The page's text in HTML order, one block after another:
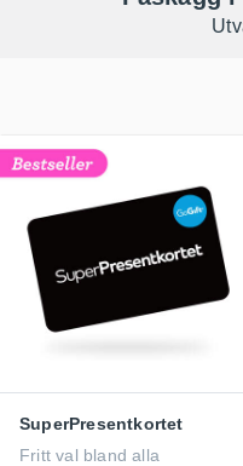
SuperPresentkortet
Fritt val bland alla